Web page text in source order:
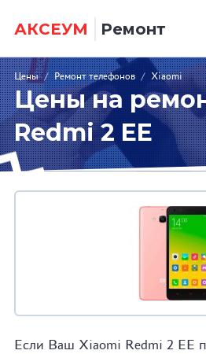
АКСЕУМ Ремонт
Цены / Ремонт телефонов / Xiaomi
Цены на
Redmi 2 EE
Если Ваш Xiaomi Redmi 2 EE